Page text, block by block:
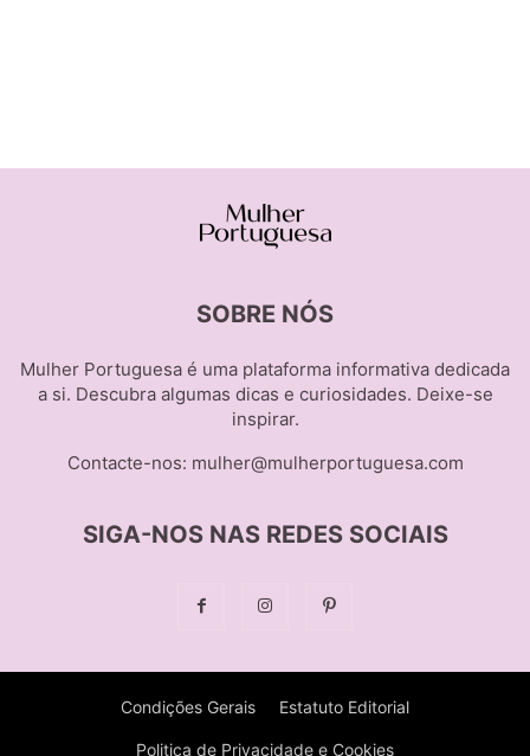
SOBRE NÓS
Mulher Portuguesa é uma plataforma informativa dedicada
a si. Descubra algumas dicas e curiosidades. Deixe-se
inspirar.
Contacte-nos: mulher@mulherportuguesa.com
SIGA-NOS NAS REDES SOCIAIS
Condições Gerais Estatuto Editorial
Politica de Privacidade e Cookies